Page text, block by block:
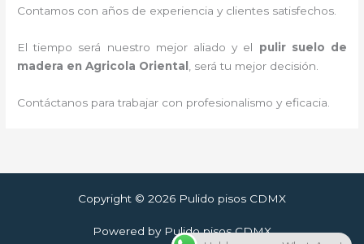
Contamos con años de experiencia y clientes satisfechos.
El tiempo será nuestro mejor aliado y el pulir suelo de
madera en Agricola Oriental
, será tu mejor decisión.
Contáctanos para trabajar con profesionalismo y eficacia.
Copyright © 2026 Pulido pisos CDMX
Powered by Pulido pisos CDMX